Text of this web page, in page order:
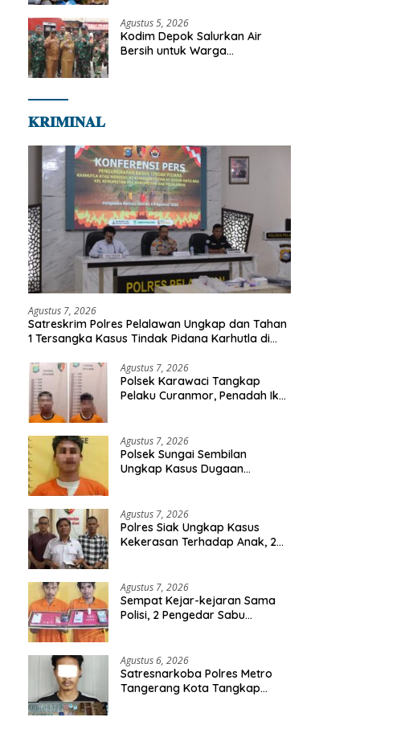
Agustus 5, 2026
Kodim Depok Salurkan Air
Bersih untuk Warga
𝐊𝐑𝐈𝐌𝐈𝐍𝐀𝐋
Agustus 7, 2026
Satreskrim Polres Pelalawan Ungkap dan Tahan
1 Tersangka Kasus Tindak Pidana Karhutla di
Agustus 7, 2026
Polsek Karawaci Tangkap
Pelaku Curanmor, Penadah Ikut
Agustus 7, 2026
Polsek Sungai Sembilan
Ungkap Kasus Dugaan
Berhasil Diamankan
Agustus 7, 2026
Polres Siak Ungkap Kasus
Kekerasan Terhadap Anak, 2
Agustus 7, 2026
Sempat Kejar-kejaran Sama
Polisi, 2 Pengedar Sabu
Agustus 6, 2026
Satresnarkoba Polres Metro
Tangerang Kota Tangkap